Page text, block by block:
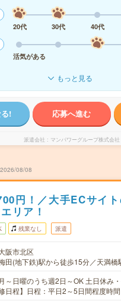
20代
30代 40代
活気がある
もっと見る
! 応募へ進む
派遣会社 マンパワーグループ株式会社
2026/08/08
円！／大手ECサイ
リア！
残業なし 派遣
阪市北区
田(地下鉄)駅から徒歩15分／天満橋
月～日曜のうち週2日～OK 土日休み
日程】日程：平日2～5日間程度時